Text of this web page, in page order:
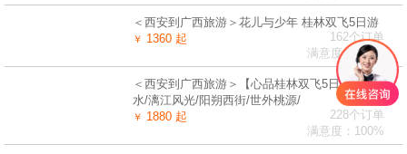
＜西安到广西旅游＞花儿与少年 桂林双飞5日游
￥ 1360 起
162个订单
满意度：100%
＜西安到广西旅游＞【心品桂林双飞5日】桂林山
水/漓江风光/阳朔西街/世外桃源/
￥ 1880 起
228个订单
满意度：100%